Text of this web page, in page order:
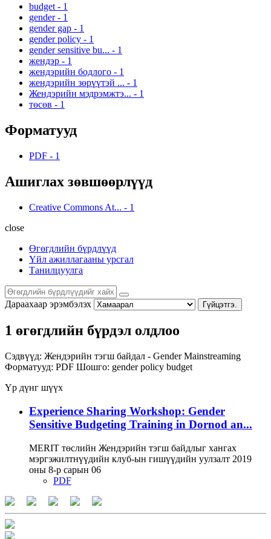
budget - 1
gender - 1
gender gap - 1
gender policy - 1
gender sensitive bu... - 1
жендэр - 1
жендэрийн бодлого - 1
жендэрийн зөрүүтэй ... - 1
Жендэрийн мэдрэмжтэ... - 1
төсөв - 1
Форматууд
PDF - 1
Ашиглах зөвшөөрлүүд
Creative Commons At... - 1
close
Өгөгдлийн бүрдлүүд
Үйл ажиллагааны урсгал
Танилцуулга
Дараахаар эрэмбэлэх Гүйцэтгэ.
1 өгөгдлийн бүрдэл олдлоо
Сэдвүүд: Жендэрийн тэгш байдал - Gender Mainstreaming
Форматууд: PDF Шошго: gender policy budget
Үр дүнг шүүх
Experience Sharing Workshop: Gender
Sensitive Budgeting Training in Dornod an...
MERIT төслийн Жендэрийн тэгш байдлыг хангах
мэргэжилтнүүдийн клуб-ын гишүүдийн уулзалт 2019
оны 8-р сарын 06
PDF